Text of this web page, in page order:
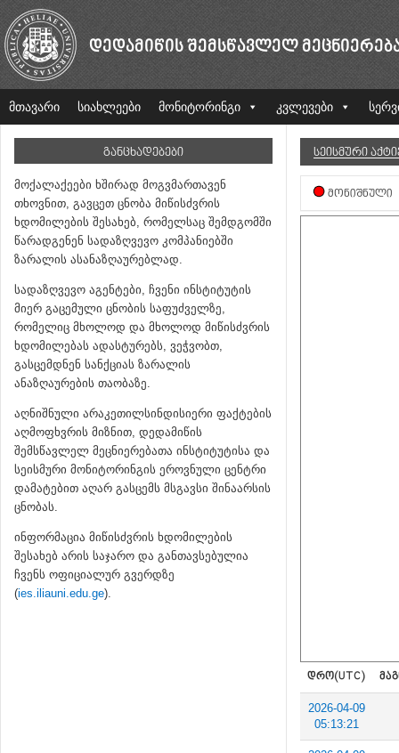
ᲓᲔᲓᲐᲛᲘᲬᲘᲡ ᲨᲔᲛᲡᲬᲐᲕᲚᲔᲚ
მთავარი სიახლეები მონიტორინგი კვლევები
ᲒᲐᲜᲪᲮᲐᲓᲔᲑᲔᲑᲘ
მოქალაქეები ხშირად მოგვმართავენ
თხოვნით, გავცეთ ცნობა მიწისძვრის
ხდომილების შესახებ, რომელსაც შემდგომში
წარადგენენ სადაზღვევო კომპანიებში
ზარალის ასანაზღაურებლად.
სადაზღვევო აგენტები, ჩვენი ინსტიტუტის
მიერ გაცემული ცნობის საფუძველზე,
რომელიც მხოლოდ და მხოლოდ მიწისძვრის
ხდომილებას ადასტურებს, ვეჭვობთ,
გასცემდნენ სანქციას ზარალის
ანაზღაურების თაობაზე.
აღნიშნული არაკეთილსინდისიერი ფაქტების
აღმოფხვრის მიზნით, დედამიწის
შემსწავლელ მეცნიერებათა ინსტიტუტისა და
სეისმური მონიტორინგის ეროვნული ცენტრი
დამატებით აღარ გასცემს მსგავსი შინაარსის
ცნობას.
ინფორმაცია მიწისძვრის ხდომილების
შესახებ არის საჯარო და განთავსებულია
ჩვენს ოფიციალურ გვერდზე
(ies.iliauni.edu.ge).
ᲡᲔᲘᲡᲛᲣᲠᲘ
ᲛᲝᲜᲘᲨᲜᲣᲚᲘ
ᲓᲠᲝ(UTC)
2026-04-09
05:13:21